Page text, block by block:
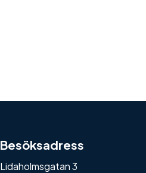
Besöksadress
Lidaholmsgatan 3